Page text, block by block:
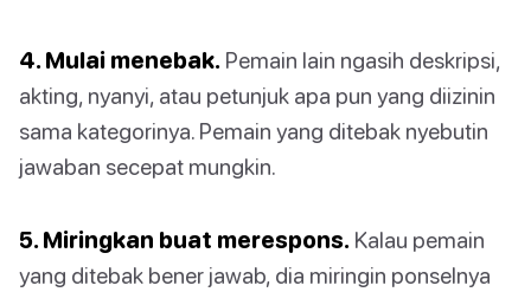
4. Mulai menebak. Pemain lain ngasih deskripsi,
akting, nyanyi, atau petunjuk apa pun yang diizinin
sama kategorinya. Pemain yang ditebak nyebutin
jawaban secepat mungkin.
5. Miringkan buat merespons. Kalau pemain
yang ditebak bener jawab, dia miringin ponselnya